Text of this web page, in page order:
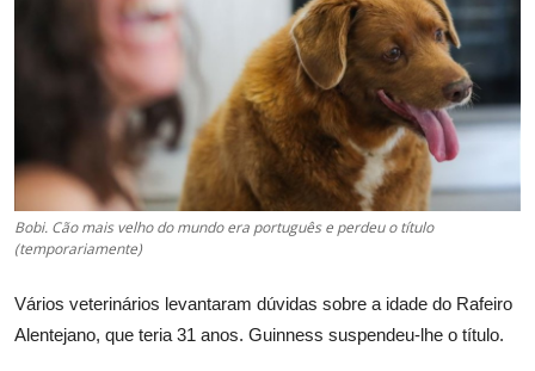
Dólar Cotação de Hoje
Tecnologia e Games
Bobi. Cão mais velho do mundo era português e perdeu o título
(temporariamente)
Vários veterinários levantaram dúvidas sobre a idade do Rafeiro
Alentejano, que teria 31 anos. Guinness suspendeu-lhe o título.